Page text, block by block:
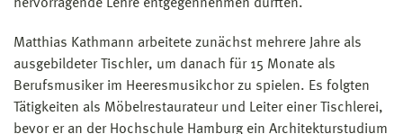
hervorragende Lehre entgegennehmen durften.
Matthias Kathmann arbeitete zunächst mehrere Jahre als
ausgebildeter Tischler, um danach für 15 Monate als
Berufsmusiker im Heeresmusikchor zu spielen. Es folgten
Tätigkeiten als Möbelrestaurateur und Leiter einer Tischlerei,
bevor er an der Hochschule Hamburg ein Architekturstudium